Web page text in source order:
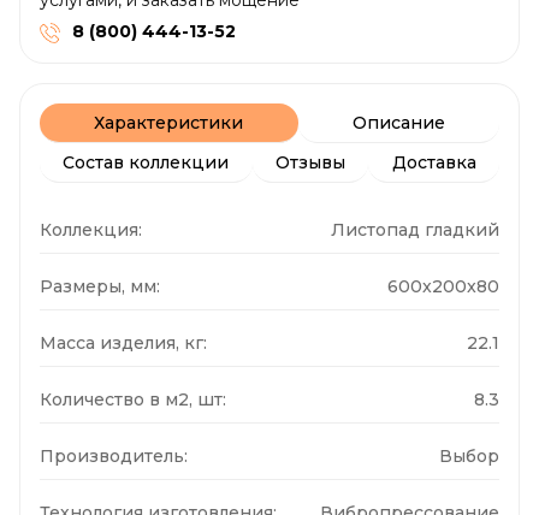
8 (800) 444-13-52
Характеристики
Описание
Состав коллекции
Отзывы Доставка
Коллекция: Листопад гладкий
Размеры, мм: 600x200x80
Масса изделия, кг: 22.1
Количество в м2, шт: 8.3
Производитель: Выбор